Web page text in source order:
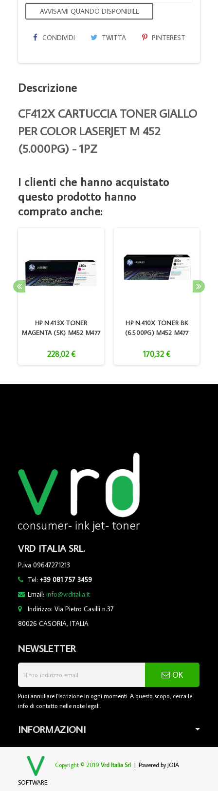
AVVISAMI QUANDO DISPONIBILE
CONDIVIDI TWITTA PINTEREST
Descrizione
CF412X CARTUCCIA TONER GIALLO
PER COLOR LASERJET M 452
(5.000PG) - 1PZ
I clienti che hanno acquistato
questo prodotto hanno
comprato anche:
HP N.413X TONER
MAGENTA (5K) M452 M477
228,02 €
HP N.410X TONER BK
(6.500PG) M452 M477
170,32 €
VRD ITALIA SRL.
P.iva 09647271213
Tel:+39 081 757 3459
Email:info@vrditalia.it
Indirizzo: Via Pietro Casilli n.37
80026 CASORIA, ITALIA
NEWSLETTER
OK
Puoi annullare l'iscrizione in ogni momenti. A questo scopo, cerca le
info di contatto nelle note legali.
INFORMAZIONI
Copyright © 2019Vrd Italia Srl | Powered byJOIA
SOFTWARE